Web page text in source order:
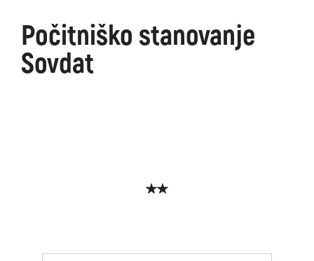
Počitniško stanovanje
Sovdat